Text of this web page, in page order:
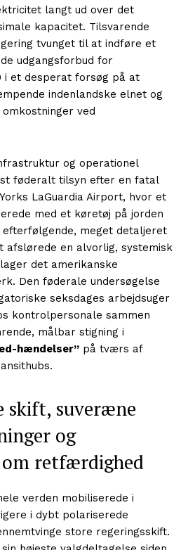
langt ud over det
kapacitet. Tilsvarende
tvunget til at indføre et
udgangsforbud for
i et desperat forsøg på at
indenlandske elnet og
ved
og operationel
føderalt tilsyn efter en fatal
LaGuardia Airport, hvor et
med et køretøj på jorden
efterfølgende, meget detaljeret
afslørede en alvorlig, systemisk
det amerikanske
Den føderale undersøgelse
seksdages arbejdsuger
kontrolpersonale sammen
målbar stigning i
hændelser” på tværs af
skift, suveræne
og
retfærdighed
verden mobiliserede i
i dybt polariserede
store regeringsskift.